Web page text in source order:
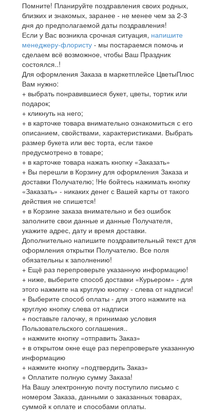
Помните! Планируйте поздравления своих родных,
близких и знакомых, заранее - не менее чем за 2-3
дня до предполагаемой даты поздравления!
Если у Вас возникла срочная ситуация, напишите
менеджеру-флористу - мы постараемся помочь и
сделаем всё возможное, чтобы Ваш Праздник
состоялся..!
Для оформления Заказа в маркетплейсе ЦветыПлюс
Вам нужно:
+ выбрать понравившиеся букет, цветы, тортик или
подарок;
+ кликнуть на него;
+ в карточке товара внимательно ознакомиться с его
описанием, свойствами, характеристиками. Выбрать
размер букета или вес торта, если такое
предусмотрено в товаре;
+ в карточке товара нажать кнопку «Заказать»
+ Вы перешли в Корзину для оформления Заказа и
доставки Получателю; !Не бойтесь нажимать кнопку
«Заказать» - никаких денег с Вашей карты от такого
действия не спишется!
+ в Корзине заказа внимательно и без ошибок
заполните свои данные и данные Получателя,
укажите адрес, дату и время доставки.
Дополнительно напишите поздравительный текст для
оформления открытки Получателю. Все поля
обязательны к заполнению!
+ Ещё раз перепроверьте указанную информацию!
+ ниже, выберите способ доставки «Курьером» - для
этого нажмите на круглую кнопку - слева от надписи!
+ Выберите способ оплаты - для этого нажмите на
круглую кнопку слева от надписи
+ поставьте галочку, я принимаю условия
Пользовательского соглашения..
+ нажмите кнопку «отправить Заказ»
+ в открытом окне еще раз перепроверьте указанную
информацию
+ нажмите кнопку «подтвердить Заказ»
+ Оплатите полную сумму Заказа!
На Вашу электронную почту поступило письмо с
номером Заказа, данными о заказанных товарах,
суммой к оплате и способами оплаты.